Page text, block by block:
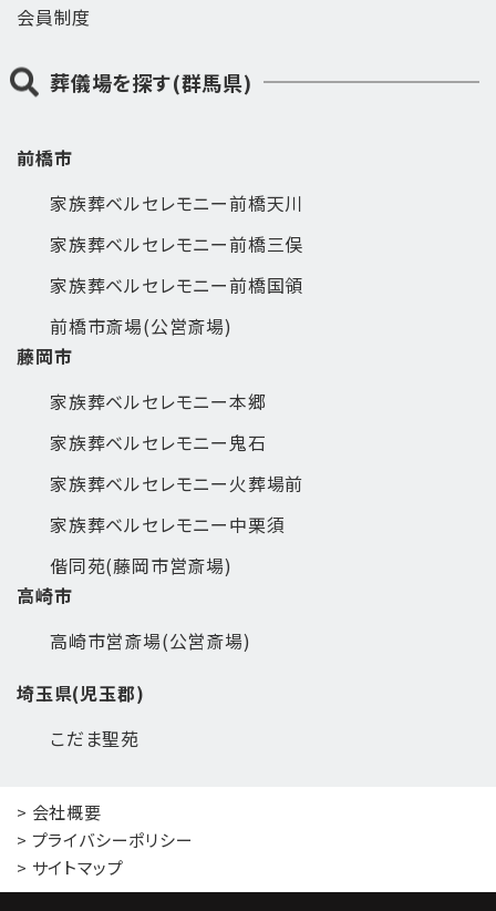
会員制度
葬儀場を探す(群馬県)
前橋市
家族葬ベルセレモニー前橋天川
家族葬ベルセレモニー前橋三俣
家族葬ベルセレモニー前橋国領
前橋市斎場(公営斎場)
藤岡市
家族葬ベルセレモニー本郷
家族葬ベルセレモニー鬼石
家族葬ベルセレモニー火葬場前
家族葬ベルセレモニー中栗須
偕同苑(藤岡市営斎場)
高崎市
高崎市営斎場(公営斎場)
埼玉県(児玉郡)
こだま聖苑
> 会社概要
> プライバシーポリシー
> サイトマップ